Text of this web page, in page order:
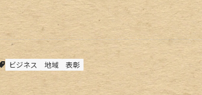
ビジネス 地域 表彰